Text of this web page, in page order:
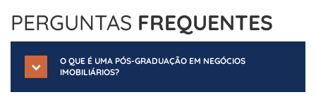
PERGUNTAS FREQUENTES
O QUE É UMA PÓS-GRADUAÇÃO EM NEGÓCIOS
IMOBILIÁRIOS?